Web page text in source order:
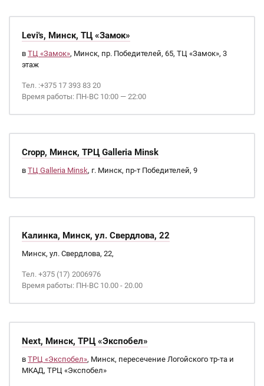
Levi's, Минск, ТЦ «Замок»
в ТЦ «Замок», Минск, пр. Победителей, 65, ТЦ «Замок», 3
этаж
Тел. :+375 17 393 83 20
Время работы: ПН-ВС 10:00 — 22:00
Cropp, Минск, ТРЦ Galleria Minsk
в ТЦ Galleria Minsk, г. Минск, пр-т Победителей, 9
Калинка, Минск, ул. Свердлова, 22
Минск, ул. Свердлова, 22,
Тел. +375 (17) 2006976
Время работы: ПН-ВС 10.00 - 20.00
Next, Минск, ТРЦ «Экспобел»
в ТРЦ «Экспобел», Минск, пересечение Логойского тр-та и
МКАД, ТРЦ «Экспобел»